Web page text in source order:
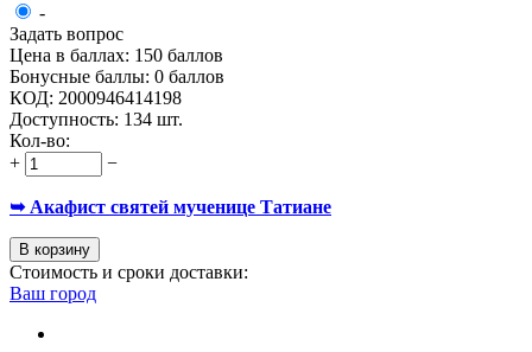
-
Задать вопрос
Цена в баллах: 150 баллов
Бонусные баллы: 0 баллов
КОД: 2000946414198
Доступность: 134 шт.
Кол-во:
+
−
➥ Акафист святей мученице Татиане
В корзину
Стоимость и сроки доставки:
Ваш город